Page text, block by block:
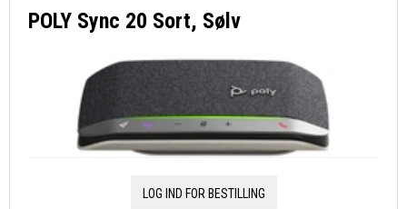
POLY Sync 20 Sort, Sølv
LOG IND FOR BESTILLING